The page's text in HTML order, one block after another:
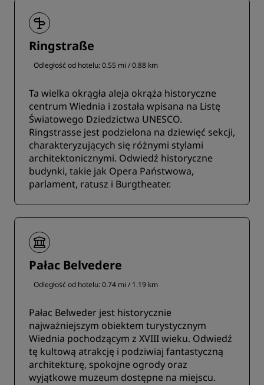
Ringstraße
Odległość od hotelu: 0.55 mi / 0.88 km
Ta wielka okrągła aleja okrąża historyczne
centrum Wiednia i została wpisana na Listę
Światowego Dziedzictwa UNESCO.
Ringstrasse jest podzielona na dziewięć sekcji,
charakteryzujących się różnymi stylami
architektonicznymi. Odwiedź historyczne
budynki, takie jak Opera Państwowa,
parlament, ratusz i Burgtheater.
Pałac Belvedere
Odległość od hotelu: 0.74 mi / 1.19 km
Pałac Belweder jest historycznie
najważniejszym obiektem turystycznym
Wiednia pochodzącym z XVIII wieku. Odwiedź
tę kultową atrakcję i podziwiaj fantastyczną
architekturę, spokojne ogrody oraz
wyjątkowe muzeum dostępne na miejscu.